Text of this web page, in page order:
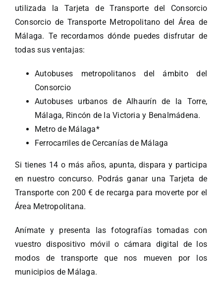
utilizada la Tarjeta de Transporte del Consorcio
Consorcio de Transporte Metropolitano del Área de
Málaga. Te recordamos dónde puedes disfrutar de
todas sus ventajas:
Autobuses metropolitanos del ámbito del
Consorcio
Autobuses urbanos de Alhaurín de la Torre,
Málaga, Rincón de la Victoria y Benalmádena.
Metro de Málaga*
Ferrocarriles de Cercanías de Málaga
Si tienes 14 o más años, apunta, dispara y participa
en nuestro concurso. Podrás ganar una Tarjeta de
Transporte con 200 € de recarga para moverte por el
Área Metropolitana.
Anímate y presenta las fotografías tomadas con
vuestro dispositivo móvil o cámara digital de los
modos de transporte que nos mueven por los
municipios de Málaga.